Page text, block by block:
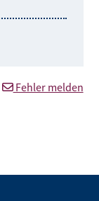
Fehler melden